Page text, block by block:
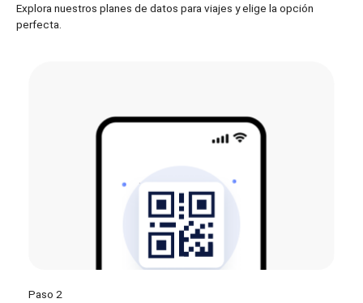
Explora nuestros planes de datos para viajes y elige la opción
perfecta.
Paso 2